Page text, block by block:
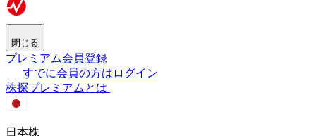
閉じる
プレミアム会員登録
すでに会員の方はログイン
株探プレミアムとは
日本株